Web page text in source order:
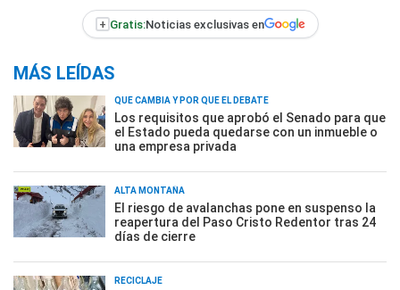
+ Gratis:Noticias exclusivas en
MÁS LEÍDAS
QUÉ CAMBIA Y POR QUÉ EL DEBATE
Los requisitos que aprobó el Senado para que
el Estado pueda quedarse con un inmueble o
una empresa privada
ALTA MONTAÑA
El riesgo de avalanchas pone en suspenso la
reapertura del Paso Cristo Redentor tras 24
días de cierre
RECICLAJE